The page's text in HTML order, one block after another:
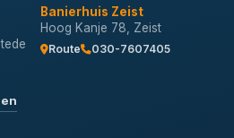
Banierhuis Zeist
Hoog Kanje 78, Zeist
Route 030-7607405